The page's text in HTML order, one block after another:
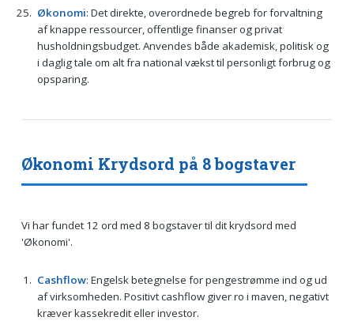
Økonomi: Det direkte, overordnede begreb for forvaltning
af knappe ressourcer, offentlige finanser og privat
husholdningsbudget. Anvendes både akademisk, politisk og
i daglig tale om alt fra national vækst til personligt forbrug og
opsparing.
Økonomi Krydsord på 8 bogstaver
Vi har fundet 12 ord med 8 bogstaver til dit krydsord med
'Økonomi'.
Cashflow: Engelsk betegnelse for pengestrømme ind og ud
af virksomheden. Positivt cashflow giver ro i maven, negativt
kræver kassekredit eller investor.